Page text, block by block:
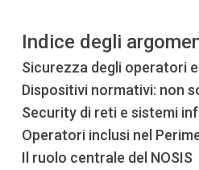
Indice degli
Sicurezza degli operatori
Dispositivi normativi: non
Security di reti e sistemi
Operatori inclusi nel
Il ruolo centrale del NOSIS